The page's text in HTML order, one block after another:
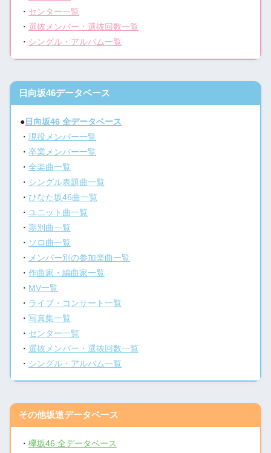
・ センター一覧
・ 選抜メンバー・選抜回数一覧
・ シングル・アルバム一覧
日向坂46データベース
● 日向坂46 全データベース
・現役メンバー一覧
・卒業メンバー一覧
・全楽曲一覧
・ シングル表題曲一覧
・ひなた坂46曲一覧
・ ユニット曲一覧
・期別曲一覧
・ ソロ曲一覧
・ メンバー別の参加楽曲一覧
・作曲家・編曲家一覧
・ MV一覧
・ ライブ・コンサート一覧
・写真集一覧
・ センター一覧
・選抜メンバー・選抜回数一覧
・ シングル・アルバム一覧
その他坂道データベース
・欅坂46 全データベース